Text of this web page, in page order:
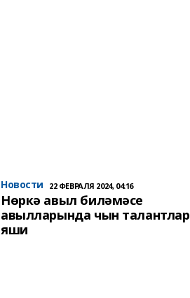
Новости 22 ФЕВРАЛЯ 2024, 04:16
Нөркә авыл биләмәсе
авылларында чын талантлар
яши